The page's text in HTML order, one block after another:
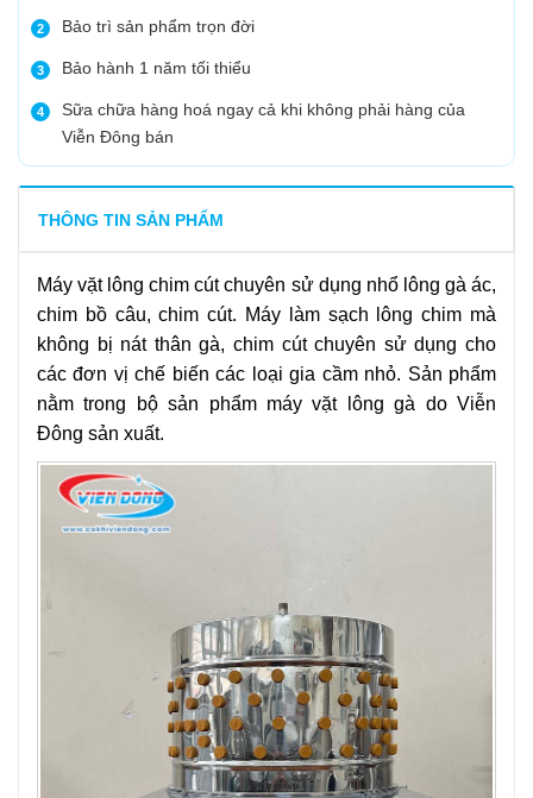
2 Bảo trì sản phẩm trọn đời
3 Bảo hành 1 năm tối thiểu
4
Sữa chữa hàng hoá ngay cả khi không phải hàng của
Viễn Đông bán
THÔNG TIN SẢN PHẨM
Máy vặt lông chim cút chuyên sử dụng nhổ lông gà ác,
chim bồ câu, chim cút. Máy làm sạch lông chim mà
không bị nát thân gà, chim cút chuyên sử dụng cho
các đơn vị chế biến các loại gia cầm nhỏ. Sản phẩm
nằm trong bộ sản phẩm máy vặt lông gà do Viễn
Đông sản xuất.